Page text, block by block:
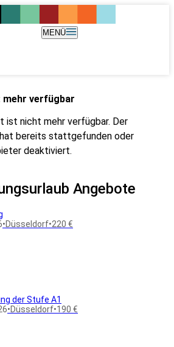
MENÜ
verfügbar
ist nicht mehr verfügbar. Der
hat bereits stattgefunden oder
deaktiviert.
Angebote
•Düsseldorf•220 €
der Stufe A1
•Düsseldorf•190 €